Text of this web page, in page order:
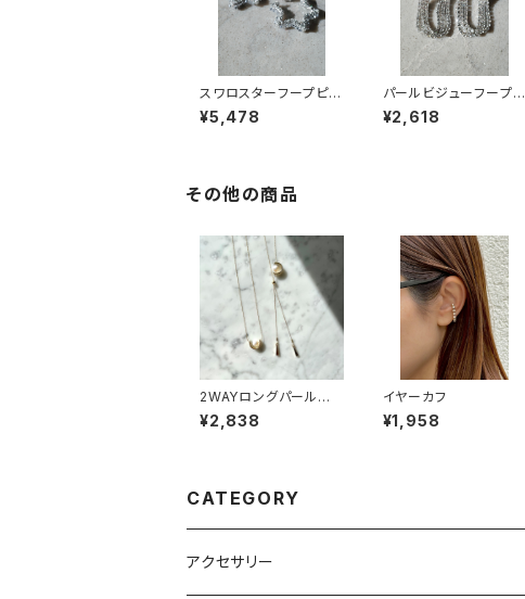
スワロスターフープピア
ス
¥5,478
パールビジューフープピ
アス
¥2,618
その他の商品
2WAYロングパールネッ
クレス
¥2,838
イヤーカフ
¥1,958
CATEGORY
アクセサリー